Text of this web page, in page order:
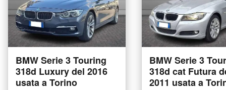
BMW Serie 3 Touring
318d Luxury del 2016
usata a Torino
BMW Serie 3
318d cat Futura del
2011 usata a